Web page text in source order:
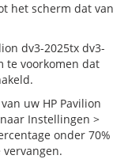
het scherm dat van
dv3-2025tx dv3-
te voorkomen dat
uw HP Pavilion
Instellingen >
onder 70%